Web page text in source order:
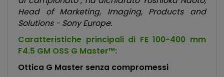
Head of Marketing, Imaging, Products and
Solutions - Sony Europe.
Caratteristiche principali di FE 100-400 mm
F4.5 GM OSS G Master™:
Ottica G Master senza compromessi